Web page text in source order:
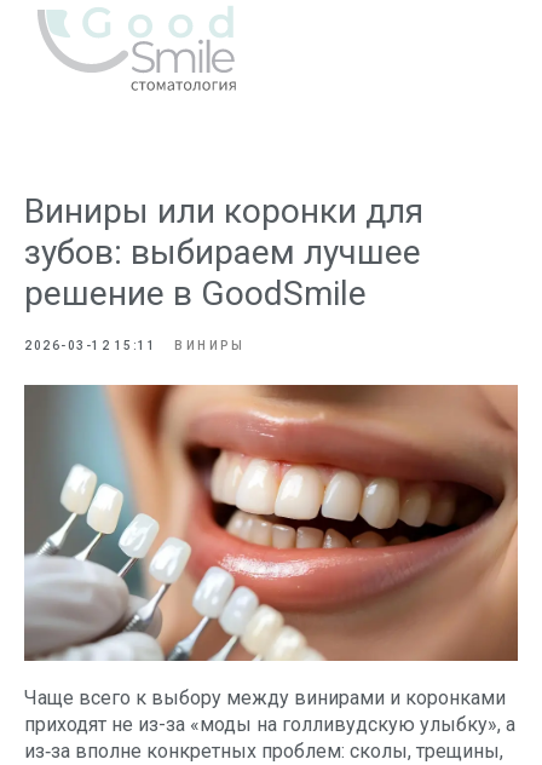
Виниры или коронки для
зубов: выбираем лучшее
решение в GoodSmile
2026-03-12 15:11 ВИНИРЫ
Чаще всего к выбору между винирами и коронками
приходят не из-за «моды на голливудскую улыбку», а
из‑за вполне конкретных проблем: сколы, трещины,